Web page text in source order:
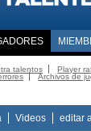
talentos Player
Archivos de
Videos editar